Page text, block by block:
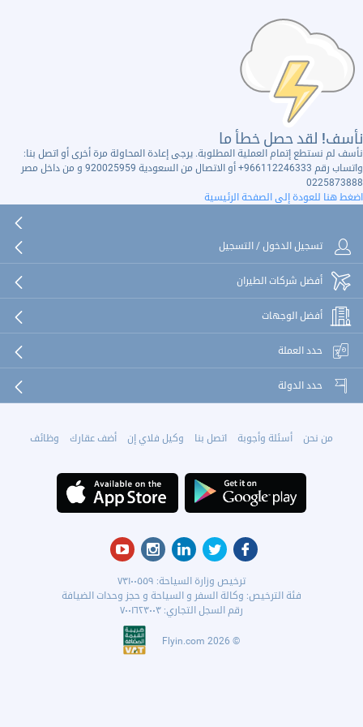
نأسف! لقد حصل خطأ ما
نأسف لم نستطع إتمام العملية المطلوبة. يرجى إعادة المحاولة مرة أخرى أو اتصل بنا:
واتساب رقم 966112246333+ أو الاتصال من السعودية 920025959 و من داخل مصر
0225873888
اضغط هنا للعودة إلى الصفحة الرئيسية
تسجيل الدخول / التسجيل
أفضل شركات الطيران
أفضل الوجهات
حدد العملة
حدد الدولة
من نحن أسئلة وأجوبة اتصل بنا وكيل فلاي إن أضف عقارك وظائف
ترخيص وزارة السياحة: ٧٣١٠٠٥٥٩
فئة الترخيص: وكالة السفر و السياحة و حجز وحدات الضيافة
رقم السجل التجاري: ٧٠٠١٦٢٣٠٠٣
©
2026 Flyin.com